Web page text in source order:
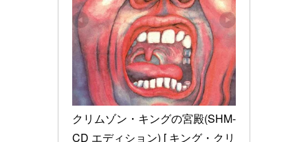
クリムゾン・キングの宮殿(SHM-
CD エディション) [ キング・クリ